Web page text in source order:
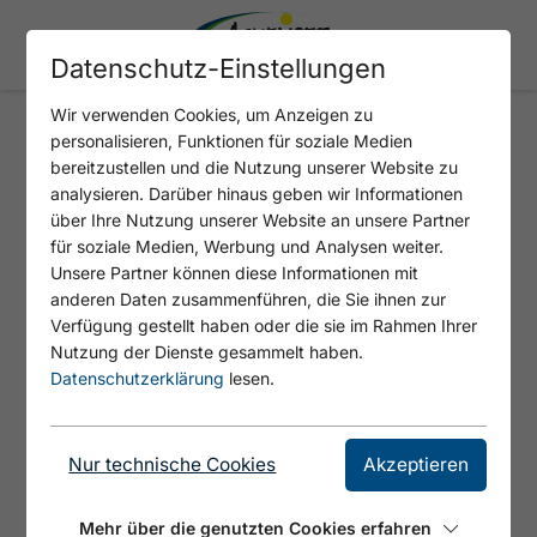
JAUSENSTATION ERZHERZOG
JOHANN KLAUSE
Datenschutz-Einstellungen
Wir verwenden Cookies, um Anzeigen zu
personalisieren, Funktionen für soziale Medien
bereitzustellen und die Nutzung unserer Website zu
analysieren. Darüber hinaus geben wir Informationen
über Ihre Nutzung unserer Website an unsere Partner
für soziale Medien, Werbung und Analysen weiter.
Unsere Partner können diese Informationen mit
anderen Daten zusammenführen, die Sie ihnen zur
Verfügung gestellt haben oder die sie im Rahmen Ihrer
Nutzung der Dienste gesammelt haben.
Datenschutzerklärung lesen.
Nur technische Cookies Akzeptieren
Mehr über die genutzten Cookies erfahren